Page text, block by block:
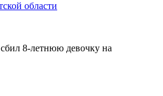
области
8-летнюю девочку на